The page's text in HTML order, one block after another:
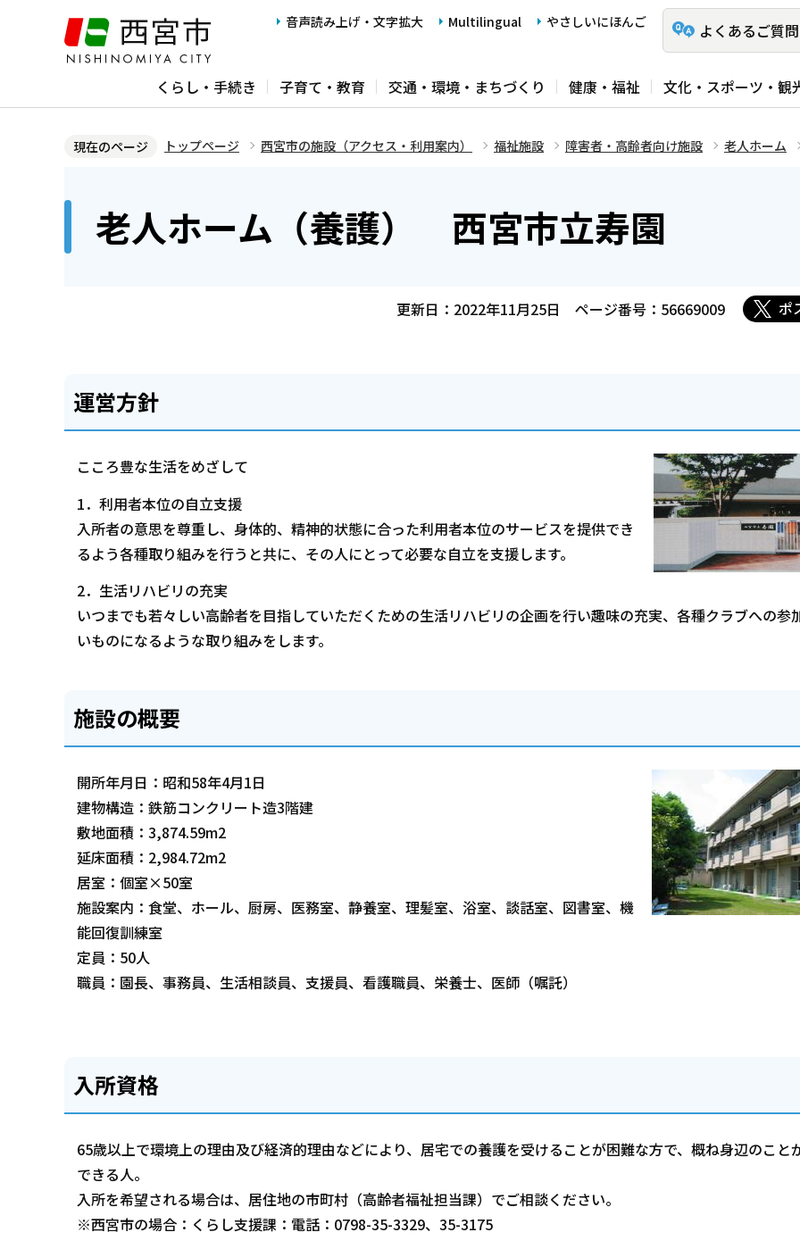
ジ
音声読み上げ・文字拡大 Multilingual やさしいにほんご よくあるご質問
くらし・手続き 子育て・教育 交通・環境・まちづくり 健康・福祉 文化・スポーツ・観
現在のページ トップページ 西宮市の施設（アクセス・利用案内） 福祉施設 障害者・高齢者向け施設 老人ホーム
老人ホーム（養護） 西宮市立寿園
更新日：2022年11月25日 ページ番号：56669009 ポ
運営方針
こころ豊な生活をめざして
1．利用者本位の自立支援
入所者の意思を尊重し、身体的、精神的状態に合った利用者本位のサービスを提供でき
るよう各種取り組みを行うと共に、その人にとって必要な自立を支援します。
2．生活リハビリの充実
いつまでも若々しい高齢者を目指していただくための生活リハビリの企画を行い趣味の充実、各種クラブへの参
いものになるような取り組みをします。
施設の概要
開所年月日：昭和58年4月1日
建物構造：鉄筋コンクリート造3階建
敷地面積：3,874.59m2
延床面積：2,984.72m2
居室：個室×50室
施設案内：食堂、ホール、厨房、医務室、静養室、理髪室、浴室、談話室、図書室、機
能回復訓練室
定員：50人
職員：園長、事務員、生活相談員、支援員、看護職員、栄養士、医師（嘱託）
入所資格
65歳以上で環境上の理由及び経済的理由などにより、居宅での養護を受けることが困難な方で、概ね身辺のこと
できる人。
入所を希望される場合は、居住地の市町村（高齢者福祉担当課）でご相談ください。
※西宮市の場合：くらし支援課：電話：0798-35-3329、35-3175